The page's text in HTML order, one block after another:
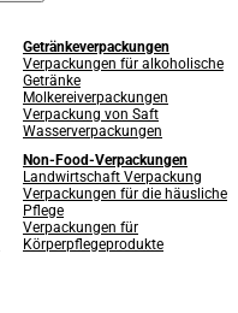
Getränkeverpackungen
Verpackungen für alkoholische
Getränke
Molkereiverpackungen
Verpackung von Saft
Wasserverpackungen
Non-Food-Verpackungen
Landwirtschaft Verpackung
Verpackungen für die häusliche
Pflege
Verpackungen für
Körperpflegeprodukte